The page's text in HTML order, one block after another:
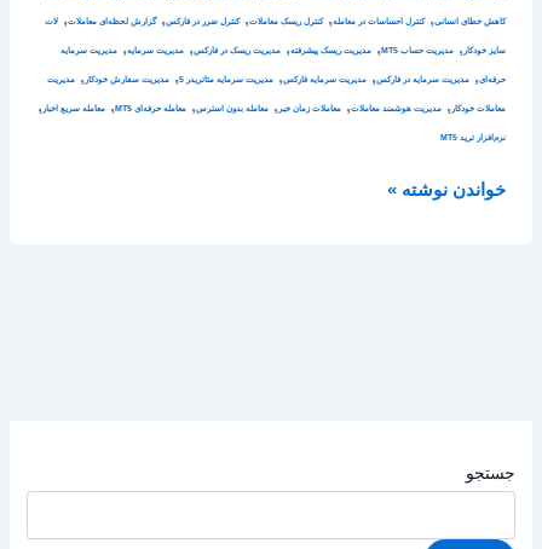
جستجو
کاهش خطای انسانی,کنترل احساسات در معامله,کنترل ریسک معاملات,کنترل ضرر در فارکس,گزارش لحظه‌ای معاملات, لات
سایز خودکار , مدیریت حساب MT5 , مدیریت ریسک پیشرفته, مدیریت ریسک در فارکس, مدیریت سرمایه, مدیریت سرمایه
حرفه‌ای, مدیریت سرمایه در فارکس, مدیریت سرمایه فارکس, مدیریت سرمایه متاتریدر 5 , مدیریت سفارش خودکار , مدیریت
معاملات خودکار , مدیریت هوشمند معاملات, معاملات زمان خبر , معامله بدون استرس, معامله حرفه‌ای MT5 , معامله سریع اخبار ,
نرم‌افزار ترید MT5
خواندن نوشته »